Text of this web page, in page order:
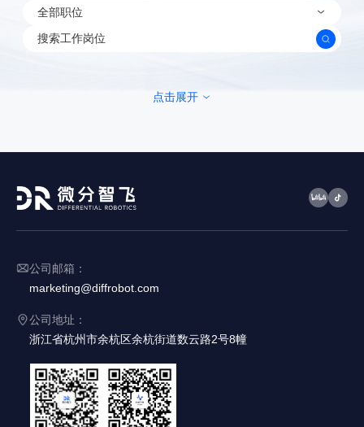
全部职位
点击展开
公司邮箱：
marketing@diffrobot.com
公司地址：
浙江省杭州市余杭区余杭街道数云路2号8幢